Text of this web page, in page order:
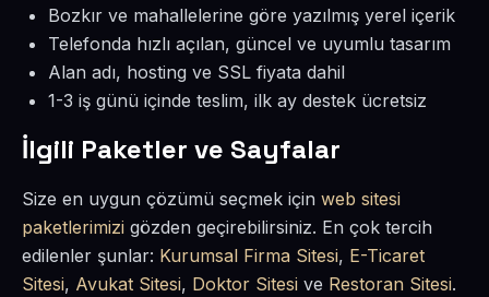
Bozkır ve mahallelerine göre yazılmış yerel içerik
Telefonda hızlı açılan, güncel ve uyumlu tasarım
Alan adı, hosting ve SSL fiyata dahil
1-3 iş günü içinde teslim, ilk ay destek ücretsiz
İlgili Paketler ve Sayfalar
Size en uygun çözümü seçmek için web sitesi
paketlerimizi gözden geçirebilirsiniz. En çok tercih
edilenler şunlar: Kurumsal Firma Sitesi, E-Ticaret
Sitesi, Avukat Sitesi, Doktor Sitesi ve Restoran Sitesi.